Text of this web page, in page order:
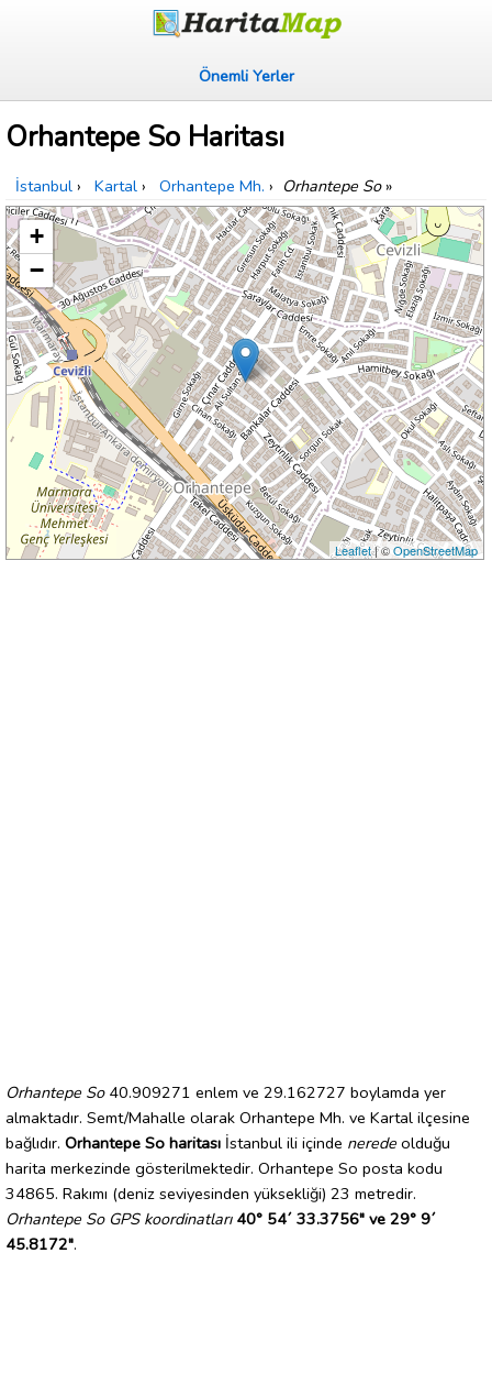
Önemli Yerler
Orhantepe So Haritası
İstanbul › Kartal › Orhantepe Mh. › Orhantepe So»
+
−
Leaflet| ©OpenStreetMap
Orhantepe So40.909271 enlem ve 29.162727 boylamda yer
almaktadır. Semt/Mahalle olarak Orhantepe Mh. ve Kartal ilçesine
bağlıdır. Orhantepe So haritası İstanbul ili içinde nerede olduğu
harita merkezinde gösterilmektedir. Orhantepe So posta kodu
34865. Rakımı (deniz seviyesinden yüksekliği) 23 metredir.
Orhantepe So GPS koordinatları 40° 54´ 33.3756" ve 29° 9´
45.8172".